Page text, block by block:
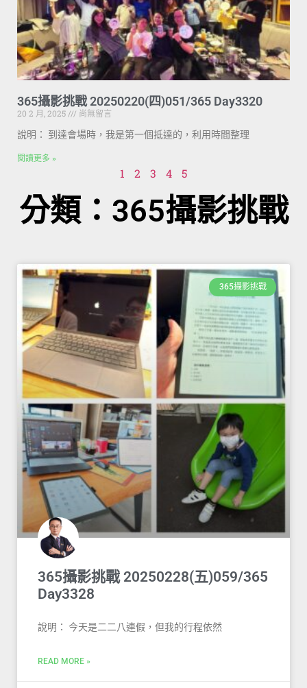
365攝影挑戰 20250220(四)051/365 Day3320
20 2 月, 2025
尚無留言
說明： 到達會場時，我是第一個抵達的，利用時間整理
閱讀更多 »
1 2 3 4 5
分類：365攝影挑戰
365攝影挑戰
365攝影挑戰 20250228(五)059/365
Day3328
說明： 今天是二二八連假，但我的行程依然
READ MORE »